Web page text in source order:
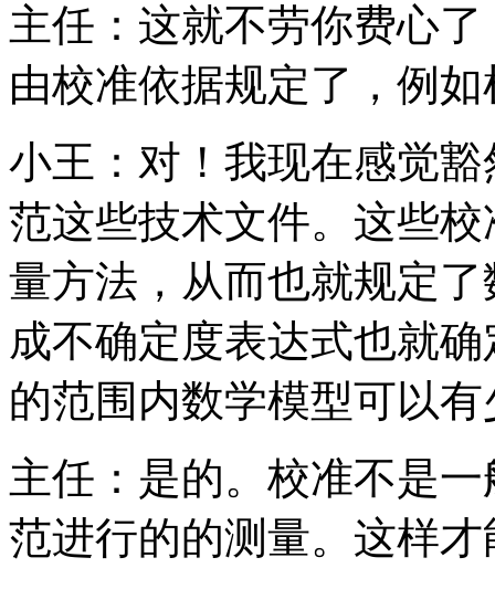
主任：这就不劳你费心
由校准依据规定了，例
小王：对！我现在感觉
范这些技术文件。这些
量方法，从而也就规定
成不确定度表达式也就
的范围内数学模型可以
主任：是的。校准不是
范进行的的测量。这样